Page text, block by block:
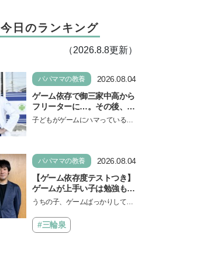
今日のランキング
（2026.8.8更新）
パパママの教養
2026.08.04
ゲーム依存で御三家中高から
フリーターに…。その後、医
学部へ逆転合格した現役医師
子どもがゲームにハマっている
パパママの教養
2026.08.04
【ゲーム依存度テストつき】
ゲームが上手い子は勉強もで
きる？御三家中高卒でゲーマ
えるゲームしながら受験で勝
つためのメソッド
うちの子、ゲームばっかりしてい
言し、子どもとトラブルになる家
庭は多いもの。でも…
#三輪泉